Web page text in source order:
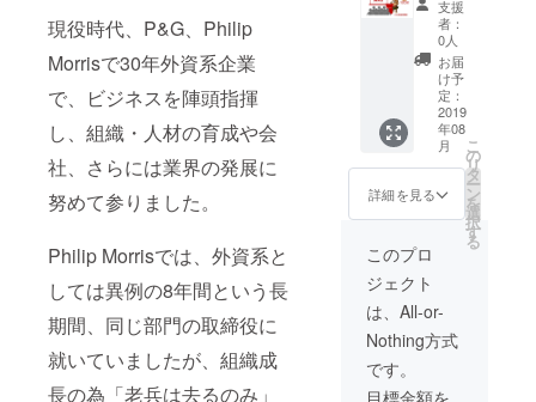
現役時代、P&G、Philip
Morrisで30年外資系企業
で、ビジネスを陣頭指揮
し、組織・人材の育成や会
社、さらには業界の発展に
努めて参りました。
Philip Morrisでは、外資系と
しては異例の8年間という長
期間、同じ部門の取締役に
就いていましたが、組織成
長の為「老兵は去るのみ」
を成功に導
本職はセー
ルス＆マー
ケティング
材育成の達
人として、
様々な組織
をリード。
マックス
ファク
通費
は、ご
負担お
願いし
ます ※
終了
後、場
所等の
詳細を
メール
たしま
ＦＩＲ
Ｅ特別
価格５
０００
０円
【内
容】 ク
ラウド
ファン
ディン
グとは
ドファ
ンディ
ングの
活用方
法 中小
企業に
講演会
を開催
する権
利（日
本国
内） 通
常講師
料 ９
０分４
８６，
０００
ＡＭＰ
ＦＩＲ
Ｅ特別
価格１
５００
００円
支援
者：
0人
お届
け予
定：
2019
年08
月
詳細を見る
こ
の
リ
タ
ー
ン
を
選
択
す
る
このプロ
ジェクト
は、All-or-
Nothing方式
です。